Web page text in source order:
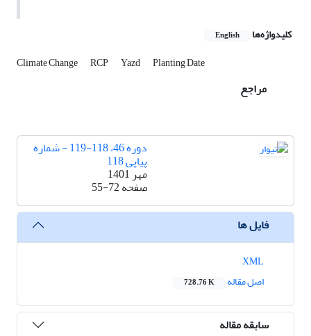
کلیدواژه‌ها English
Climate Change RCP Yazd Planting Date
مراجع
دوره 46، 118-119 - شماره
پیاپی 118
مهر 1401
صفحه55-72
فایل ها
اصل مقاله
728.76 K
سابقه مقاله